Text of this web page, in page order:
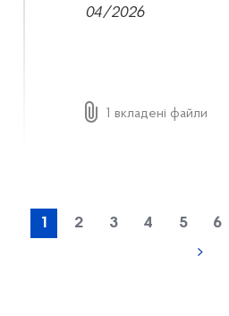
04/2026
1 вкладені файли
1 2 3 4 5 6